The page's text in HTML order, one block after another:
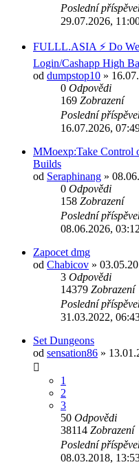
Poslední
29.07.2026,
FULLL.ASIA ⚡ Do
Login/Cashapp High
od dumpstop10 »
0 Odpovědi
169 Zobrazení
Poslední
16.07.2026,
MMoexp:Take Control
Builds
od Seraphinang »
0 Odpovědi
158 Zobrazení
Poslední
08.06.2026,
Zapocet dmg
od Chabicov »
3 Odpovědi
14379 Zobrazení
Poslední
31.03.2022,
Set Dungeons
od sensation86 »
1
2
3
50 Odpovědi
38114 Zobrazení
Poslední
08.03.2018,